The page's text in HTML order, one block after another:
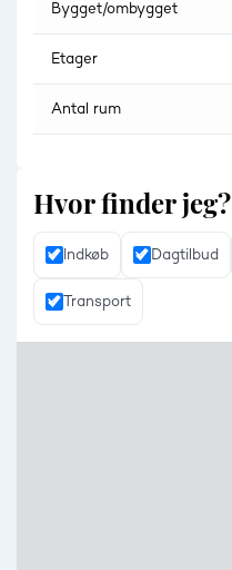
Bygget/ombygget
Etager
Antal rum
Hvor finder jeg?
Indkøb Dagtilbud
Transport